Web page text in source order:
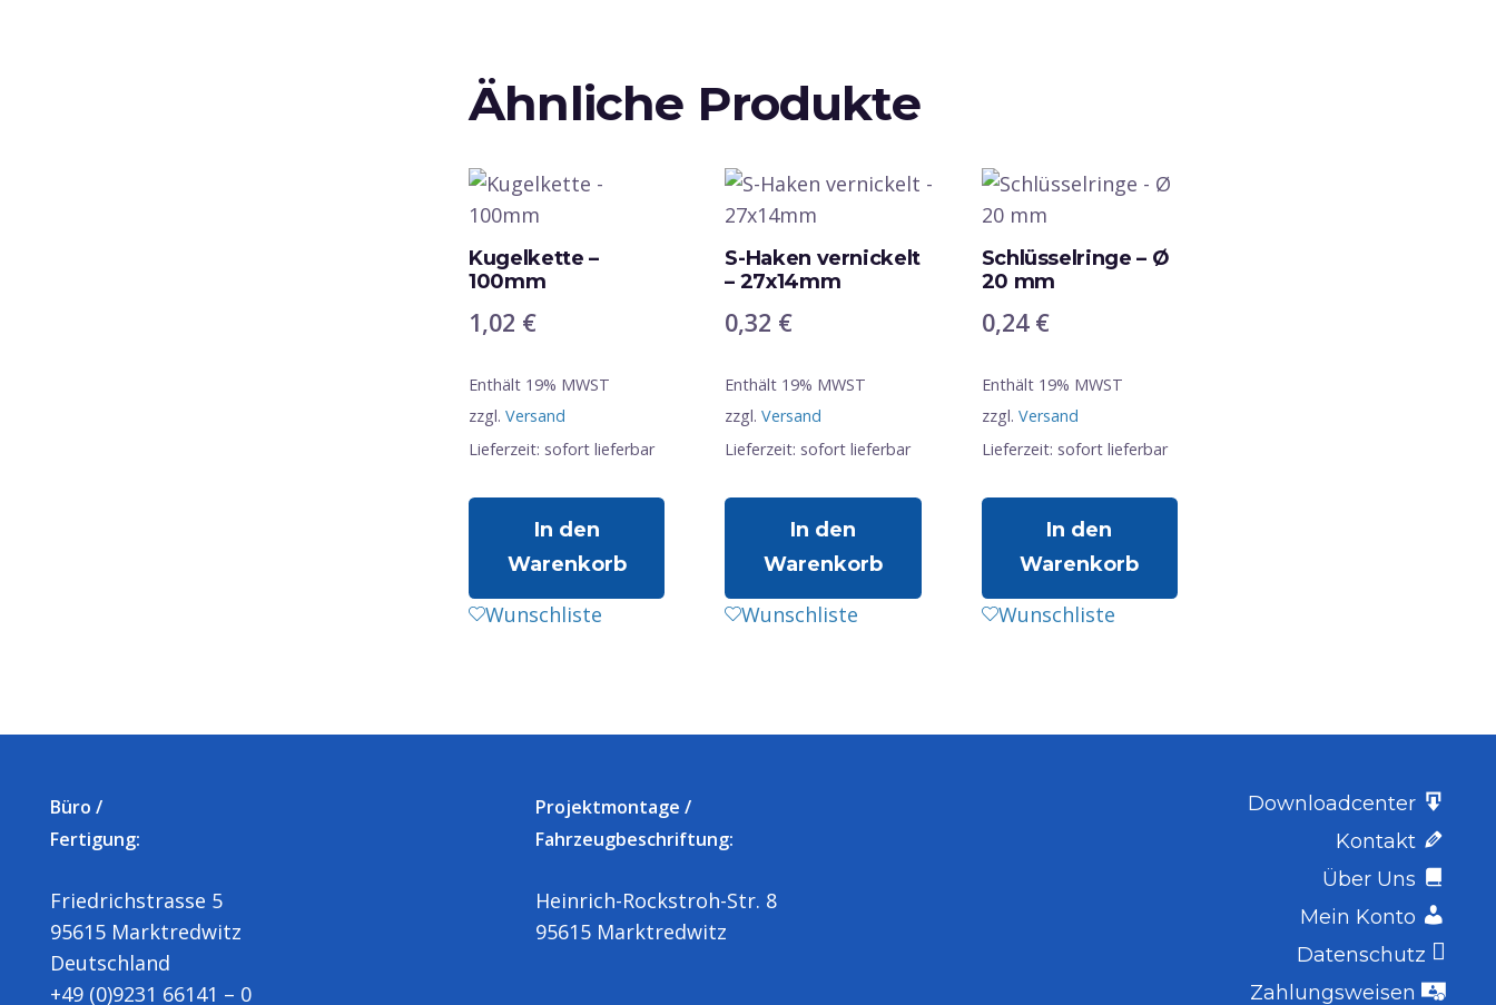
Ähnliche Produkte
Kugelkette –
100mm
1,02 €
Enthält 19% MWST
zzgl.Versand
Lieferzeit: sofort lieferbar
In den
Warenkorb
Wunschliste
S-Haken vernickelt
– 27x14mm
0,32 €
Enthält 19% MWST
zzgl.Versand
Lieferzeit: sofort lieferbar
In den
Warenkorb
Wunschliste
Schlüsselringe – Ø
20 mm
0,24 €
Enthält 19% MWST
zzgl. Versand
Lieferzeit: sofort lieferbar
In den
Warenkorb
Wunschliste
Büro /
Fertigung:
Friedrichstrasse 5
95615 Marktredwitz
Deutschland
+49 (0)9231 66141 – 0
Projektmontage /
Fahrzeugbeschriftung:
Heinrich-Rockstroh-Str. 8
95615 Marktredwitz
Downloadcenter
Kontakt
Über Uns
Mein Konto
Datenschutz
Zahlungsweisen